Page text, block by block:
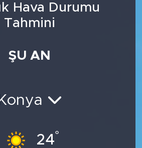
Hava Durumu
Tahmini
ŞU AN
Konya
24°